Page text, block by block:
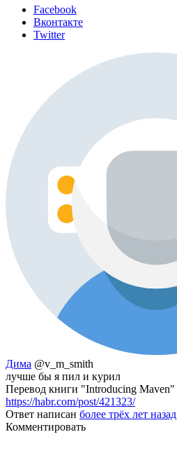
Facebook
Вконтакте
Twitter
Дима @v_m_smith
лучше бы я пил и курил
Перевод книги "Introducing Maven"
https://habr.com/post/421323/
Ответ написан более трёх лет назад
Комментировать